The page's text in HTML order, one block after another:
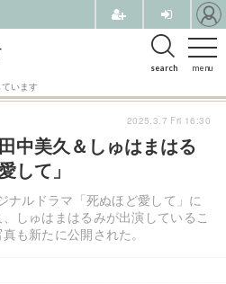
menu
search
います
中美久＆しゅはまはる
して」
ナルドラマ「死ぬほど愛して」に
しゅはまはるみが出演しているこ
も新たに公開された。
2025.3.7 Fri 16:30